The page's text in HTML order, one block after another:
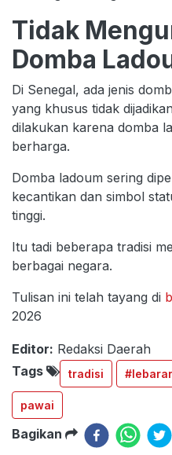
Tidak
Domba
Di Senegal, ada jenis
yang khusus tidak
dilakukan karena domba
berharga.
Domba ladoum sering
kecantikan dan simbol
tinggi.
Itu tadi beberapa tradisi
berbagai negara.
Tulisan ini telah tayang di
2026
Editor: Redaksi Daerah
Tags
tradisi
pawai
Bagikan